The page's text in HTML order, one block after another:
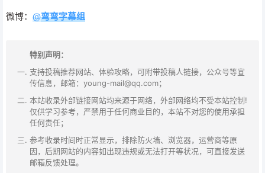
微博： @弯弯字幕组
特别声明：
支持投稿推荐网站、体验攻略，可附带投稿人链接，公众号等宣
传信息，邮箱：young-mail@qq.com；
本站收录外部链接网站均来源于网络，外部网络均不受本站控制!
仅供学习参考，严禁用于任何商业目的，本站不对您的使用承担
任何责任；
参考收录时间时正常显示，排除防火墙、浏览器，运营商等原
因，后期网站的内容如出现违规或无法打开等状况，可直接发送
邮箱反馈处理。